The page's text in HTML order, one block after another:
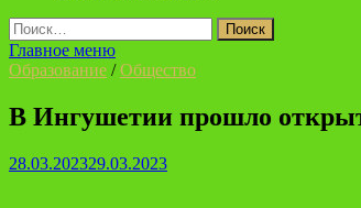
Найти:
Главное меню
Образование /Общество
В Ингушетии прошло
28.03.202329.03.2023